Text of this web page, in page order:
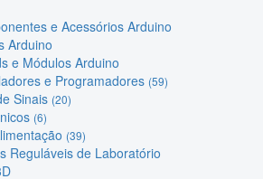
e Acessórios Arduino
Arduino
e Módulos Arduino
e Programadores (59)
Sinais (20)
(6)
(39)
Reguláveis de Laboratório